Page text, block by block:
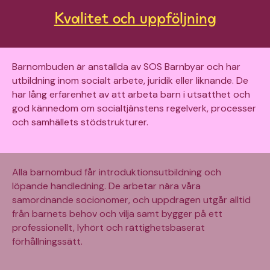
Kvalitet och uppföljning
Barnombuden är anställda av SOS Barnbyar och har
utbildning inom socialt arbete, juridik eller liknande. De
har lång erfarenhet av att arbeta barn i utsatthet och
god kännedom om socialtjänstens regelverk, processer
och samhällets stödstrukturer.
Alla barnombud får introduktionsutbildning och
löpande handledning. De arbetar nära våra
samordnande socionomer, och uppdragen utgår alltid
från barnets behov och vilja samt bygger på ett
professionellt, lyhört och rättighetsbaserat
förhållningssätt.